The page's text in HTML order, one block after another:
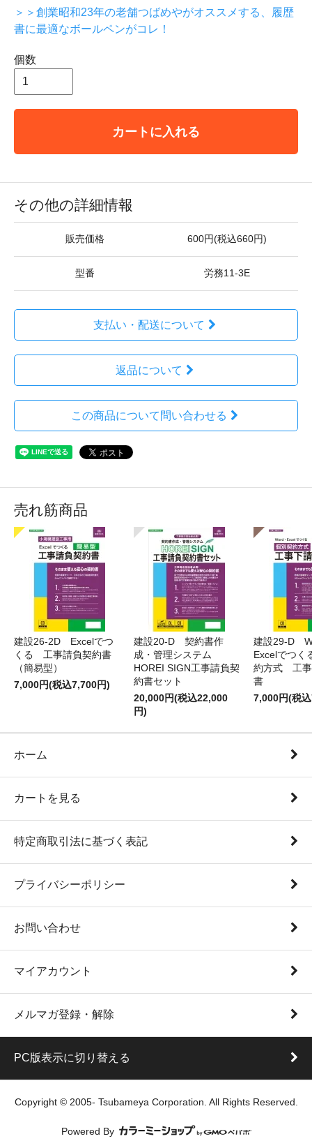
＞＞創業昭和23年の老舗つばめやがオススメする、履歴
書に最適なボールペンがコレ！
個数
カートに入れる
その他の詳細情報
販売価格 600円(税込660円)
型番 労務11-3E
支払い・配送について
返品について
この商品について問い合わせる
売れ筋商品
建設26-2D Excelでつ
くる 工事請負契約書
（簡易型）
7,000円(税込7,700円)
建設20-D 契約書作
成・管理システム
HOREI SIGN工事請負契
約書セット
20,000円(税込22,000
円)
建設29-D
Excelでつ
約方式 工事
書
7,000円(税
ホーム
カートを見る
特定商取引法に基づく表記
プライバシーポリシー
お問い合わせ
マイアカウント
メルマガ登録・解除
PC版表示に切り替える
Copyright © 2005- Tsubameya Corporation. All Rights Reserved.
Powered By